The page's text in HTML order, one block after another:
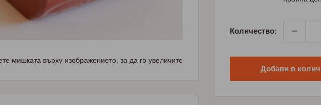
мишката върху изображението, за да го увеличите
Количество:
Добави в